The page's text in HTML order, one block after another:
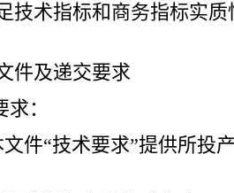
技术指标和商务指标实
件及递交要求
：
文件“技术要求”提供所投